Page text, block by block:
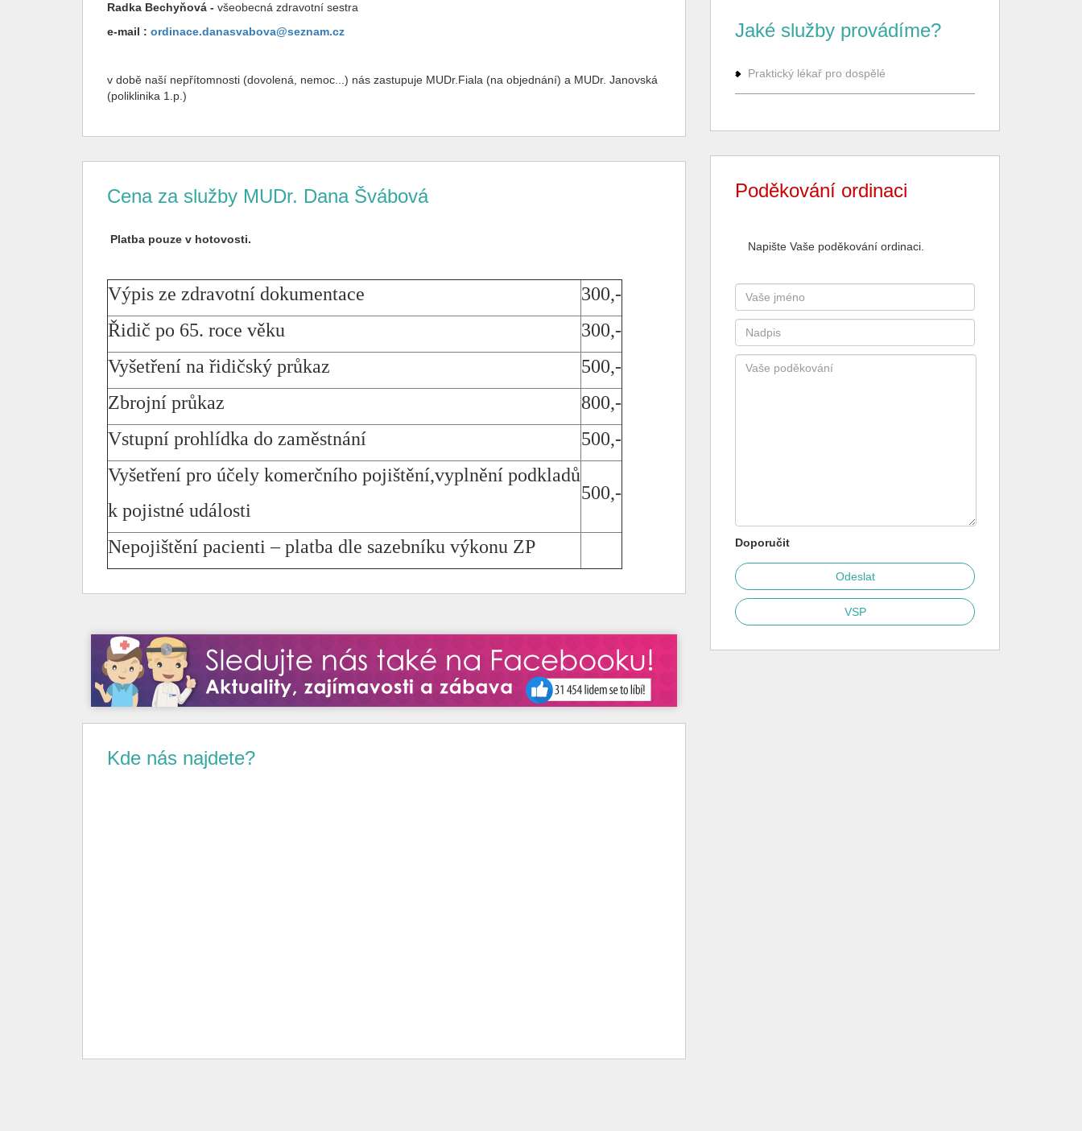
Radka Bechyňová - všeobecná zdravotní sestra
e-mail : ordinace.danasvabova@seznam.cz
v době naší nepřítomnosti (dovolená, nemoc...) nás zastupuje MUDr.Fiala (na objednání) a MUDr. Janovská
(poliklinika 1.p.)
Cena za služby MUDr. Dana Švábová
Platba pouze v hotovosti.
Výpis ze zdravotní dokumentace
300,-
Řidič po 65. roce věku
300,-
Vyšetření na řidičský průkaz
500,-
Zbrojní průkaz
800,-
Vstupní prohlídka do zaměstnání
500,-
Vyšetření pro účely komerčního pojištění,vyplnění podkladů
k pojistné události
500,-
Nepojištění pacienti – platba dle sazebníku výkonu ZP
Kde nás najdete?
Jaké služby provádíme?
Praktický lékař pro dospělé
Poděkování ordinaci
Napište Vaše poděkování ordinaci.
Doporučit
VSP